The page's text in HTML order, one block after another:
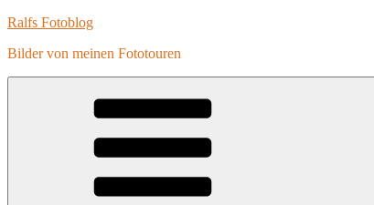
Zum
springen
Ralfs Fotoblog
Bilder von meinen Fototouren